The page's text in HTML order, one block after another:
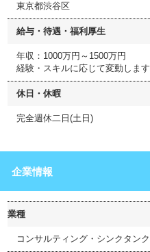
東京都渋谷区
給与・待遇・福利厚生
年収：1000万円～1500万円
経験・スキルに応じて変動します
休日・休暇
完全週休二日(土日)
企業情報
業種
コンサルティング・シンクタンク